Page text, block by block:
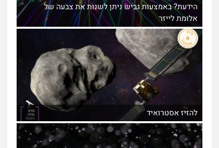
הידעת? באמצעות גביש ניתן לשנות את צבעה של
אלומת לייזר
להזיז אסטרואיד